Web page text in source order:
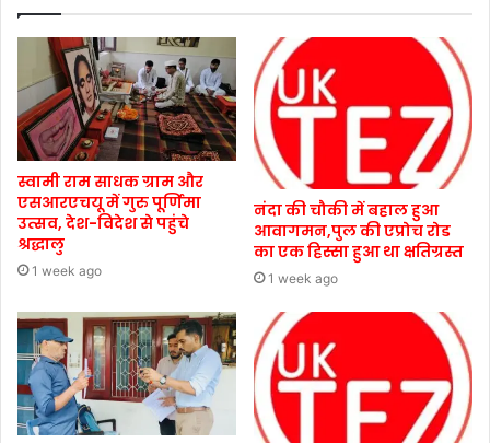
स्वामी राम साधक ग्राम और
एसआरएचयू में गुरु पूर्णिमा
उत्सव, देश-विदेश से पहुंचे
श्रद्धालु
1 week ago
नंदा की चौकी में बहाल हुआ
आवागमन,पुल की एप्रोच रोड
का एक हिस्सा हुआ था क्षतिग्रस्त
1 week ago